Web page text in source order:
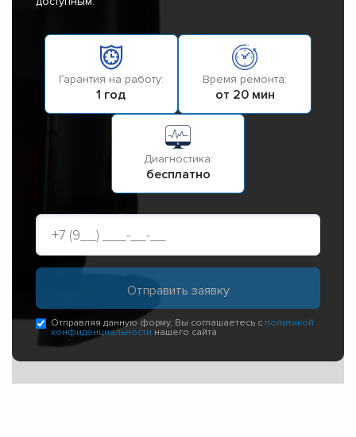
Гарантия на работу:
1 год
Время ремонта:
от 20 мин
Диагностика:
бесплатно
Отправляя данную форму, Вы соглашаетесь с политикой
конфиденциальности нашего сайта